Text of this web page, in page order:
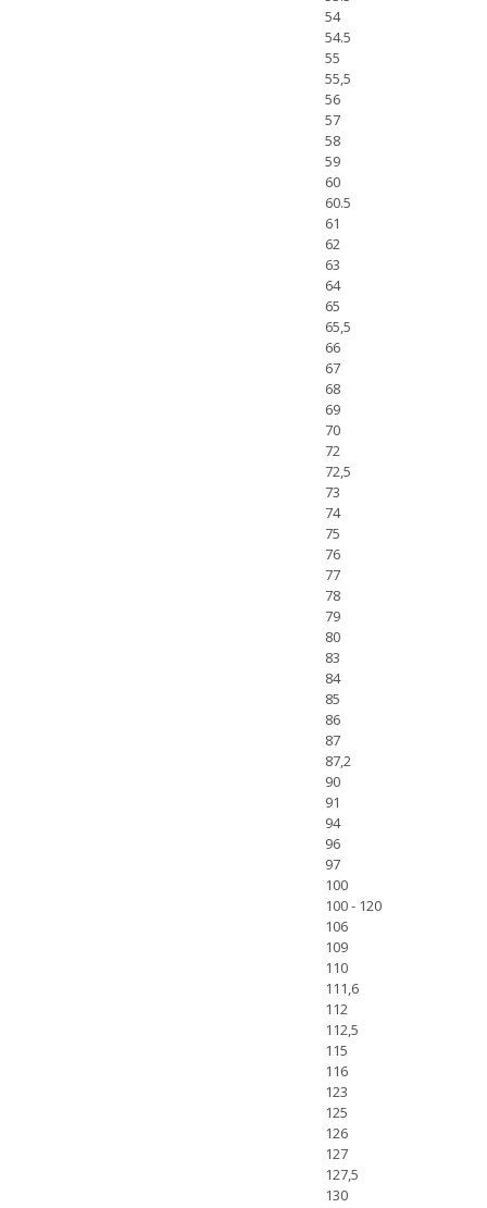
54
54.5
55
55,5
56
57
58
59
60
60.5
61
62
63
64
65
65,5
66
67
68
69
70
72
72,5
73
74
75
76
77
78
79
80
83
84
85
86
87
87,2
90
91
94
96
97
100
100 - 120
106
109
110
111,6
112
112,5
115
116
123
125
126
127
127,5
130